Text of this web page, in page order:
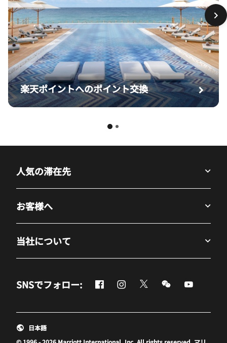
楽天ポイントへのポイント交換
人気の滞在先
お客様へ
当社について
SNSでフォロー: Facebook
新しいウィンドウで開く
Instagram
新しいウィンドウで開く
Twitter
新しいウィンドウで開
Messenger
新しいウィンド
新しいウ
日本語